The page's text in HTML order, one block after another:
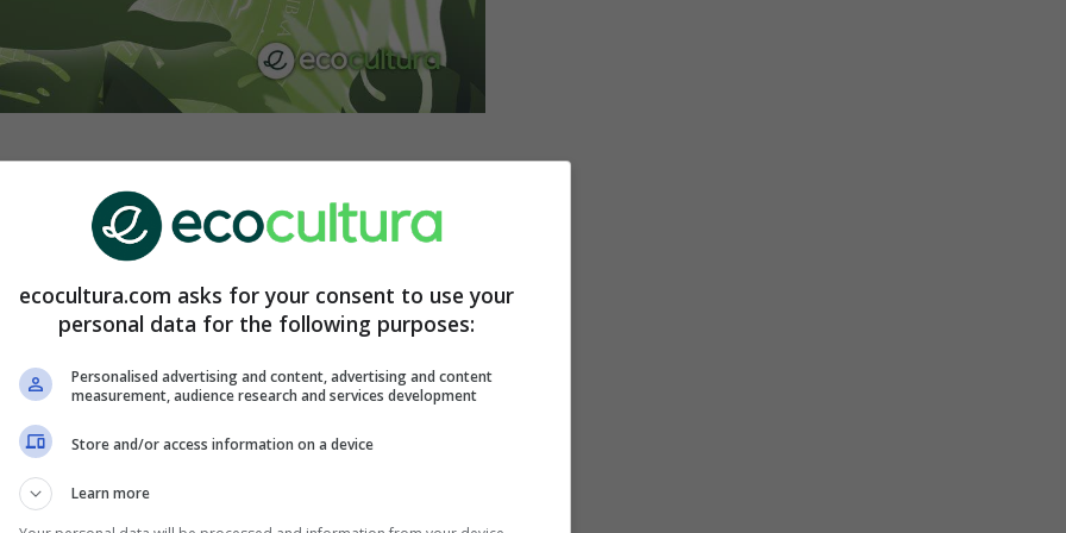
no importa si se trata de saltos, carreras
Su actitud les brinda una capacidad de
por más extremo que sea. El deporte en
en demasía.
el medio ambiente. No hay nada que no
prístina.
afrontarán las predicciones del día. Por
ecocultura.com asks for your consent to use your
personal data for the following purposes:
Personalised advertising and content, advertising and content
measurement, audience research and services development
Store and/or access information on a device
Learn more